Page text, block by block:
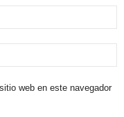
web en este navegador